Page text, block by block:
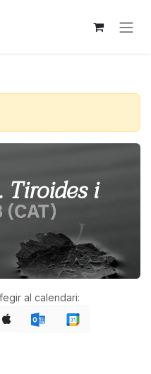
Tiroides i
al calendari: